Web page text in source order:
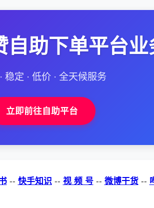
自助下单平台
稳定 · 低价 · 全天候服务
立即前往自助平台
-- 快手知识 -- 视 频 号 -- 微博干货 --